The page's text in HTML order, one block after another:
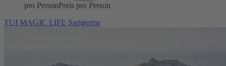
pro PersonPreis pro Person
TUI MAGIC LIFE Sarigerme